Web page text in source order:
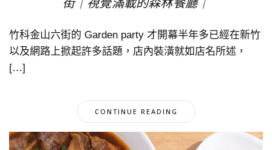
竹科金山六街的 Garden party 才開幕半年多已經在新竹
以及網路上掀起許多話題，店內裝潢就如店名所述，
[…]
CONTINUE READING